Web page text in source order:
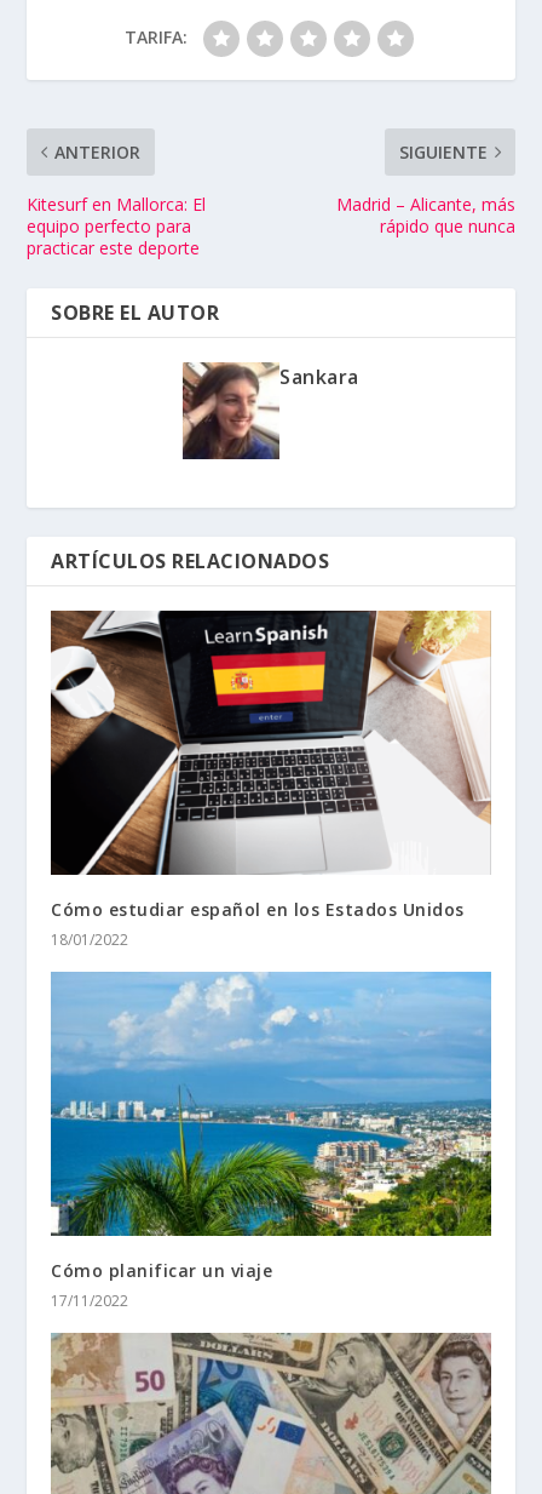
TARIFA:
ANTERIOR
Kitesurf en Mallorca: El
equipo perfecto para
practicar este deporte
SIGUIENTE
Madrid – Alicante, más
rápido que nunca
SOBRE EL AUTOR
Sankara
ARTÍCULOS RELACIONADOS
Cómo estudiar español en los Estados Unidos
18/01/2022
Cómo planificar un viaje
17/11/2022